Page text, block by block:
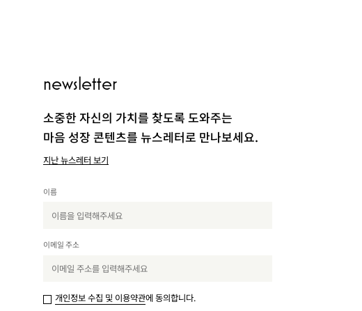
PEOPLE
CLUB
QUOTE
COUNSELING
newsletter
소중한 자신의 가치를 찾도록 도와주는
마음 성장 콘텐츠를 뉴스레터로 만나보세요.
지난 뉴스레터 보기
이름
이메일 주소
개인정보 수집 및 이용약관에 동의합니다.